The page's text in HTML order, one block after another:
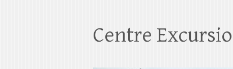
Centre